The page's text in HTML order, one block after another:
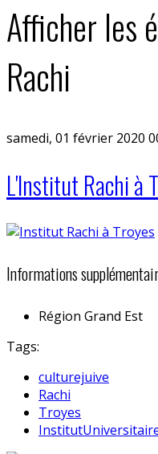
Afficher les
Rachi
samedi, 01 février 2020
L'Institut Rachi à
Informations
Région Grand Est
Tags:
culturejuive
Rachi
Troyes